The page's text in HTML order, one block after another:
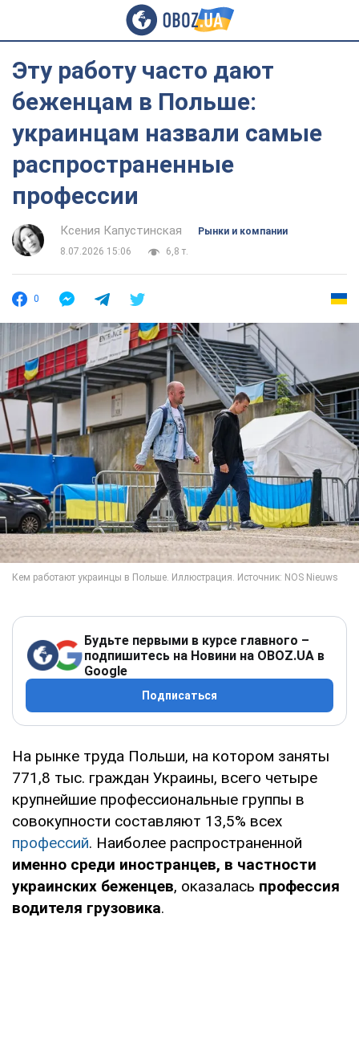
Эту работу часто дают
беженцам в Польше:
украинцам назвали самые
распространенные
профессии
Ксения Капустинская
Рынки и компании
8.07.2026 15:06
6,8 т.
0
Будьте первыми в курсе главного –
подпишитесь на Новини на OBOZ.UA в
Google
Подписаться
На рынке труда Польши, на котором заняты
771,8 тыс. граждан Украины, всего четыре
крупнейшие профессиональные группы в
совокупности составляют 13,5% всех
профессий. Наиболее распространенной
именно среди иностранцев, в частности
украинских беженцев, оказалась профессия
водителя грузовика.